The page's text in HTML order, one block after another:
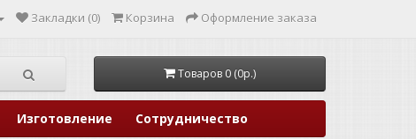
Закладки (0) Корзина Оформление заказа
Товаров 0 (0р.)
Изготовление Сотрудничество